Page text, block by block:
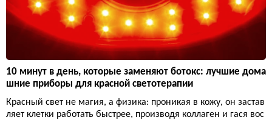
10 минут в день, которые заменяют ботокс: лучшие дома
шние приборы для красной светотерапии
Красный свет не магия, а физика: проникая в кожу, он застав
ляет клетки работать быстрее, производя коллаген и гася вос